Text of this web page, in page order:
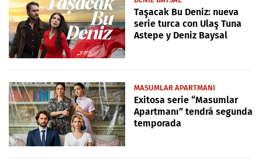
Taşacak Bu Deniz: nueva
serie turca con Ulaş Tuna
Astepe y Deniz Baysal
MASUMLAR APARTMANI
Exitosa serie “Masumlar
Apartmanı” tendrá segunda
temporada